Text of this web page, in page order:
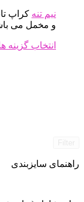
نیم تنه کراپ
و مخمل می
انتخاب گزینه
راهنمای سایزبندی